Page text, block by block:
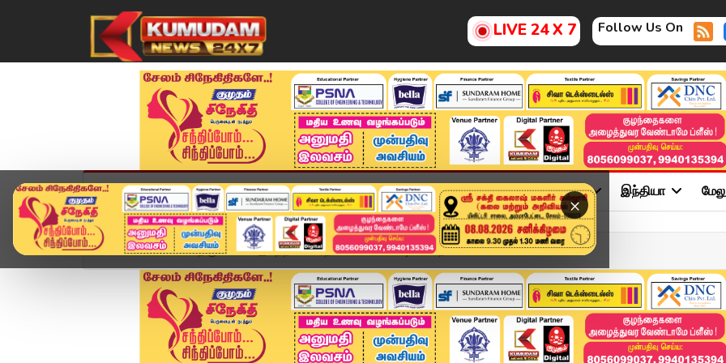
LIVE 24 X 7 Follow Us On
×
முகப்பு விளையாட்டு அண்மை தமிழ்நாடு சினிமா அரசியல் விளையாட்டு இந்தியா
Home உலகம் திருடப்போன இடத்தில் விபரீதம்.. உடலை வெட்டி சமைத...